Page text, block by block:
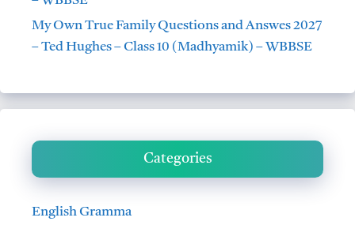
My Own True Family Questions and Answes 2027
– Ted Hughes – Class 10 (Madhyamik) – WBBSE
Categories
English Gramma